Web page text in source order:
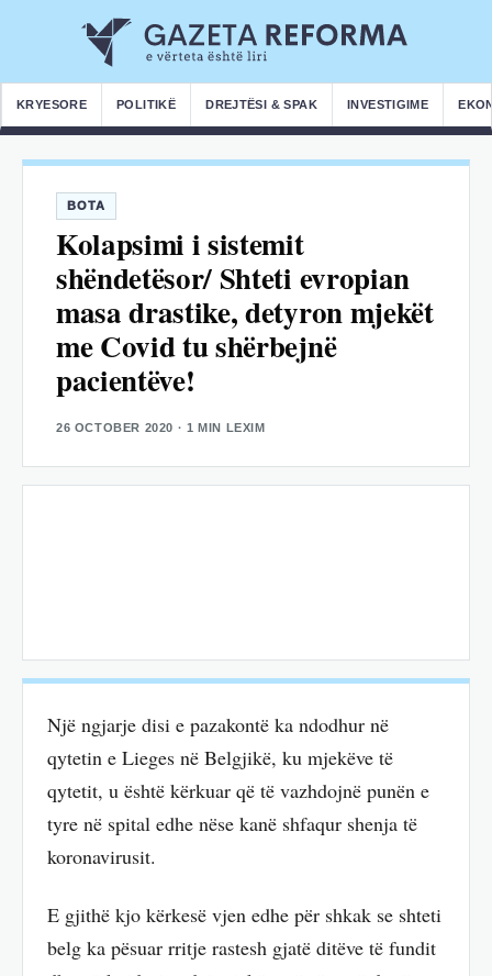
KRYESORE POLITIKË DREJTËSI & SPAK INVESTIGIME
BOTA
Kolapsimi i sistemit
shëndetësor/ Shteti evropian
masa drastike, detyron mjekët
me Covid tu shërbejnë
pacientëve!
26 OCTOBER 2020 · 1 MIN LEXIM
Një ngjarje disi e pazakontë ka ndodhur në
qytetin e Lieges në Belgjikë, ku mjekëve të
qytetit, u është kërkuar që të vazhdojnë punën e
tyre në spital edhe nëse kanë shfaqur shenja të
koronavirusit.
E gjithë kjo kërkesë vjen edhe për shkak se shteti
belg ka pësuar rritje rastesh gjatë ditëve të fundit